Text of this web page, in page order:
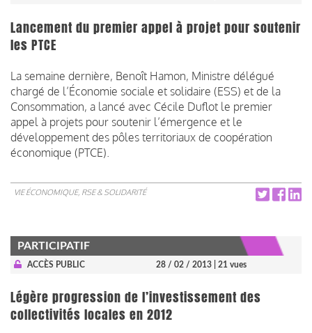
Lancement du premier appel à projet pour soutenir
les PTCE
La semaine dernière, Benoît Hamon, Ministre délégué
chargé de l’Économie sociale et solidaire (ESS) et de la
Consommation, a lancé avec Cécile Duflot le premier
appel à projets pour soutenir l’émergence et le
développement des pôles territoriaux de coopération
économique (PTCE).
VIE ÉCONOMIQUE, RSE & SOLIDARITÉ
PARTICIPATIF
ACCÈS PUBLIC 28 / 02 / 2013 | 21 vues
Légère progression de l’investissement des
collectivités locales en 2012